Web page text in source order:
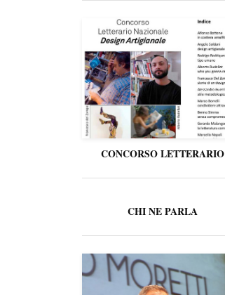
CONCORSO LETTERARIO
CHI NE PARLA